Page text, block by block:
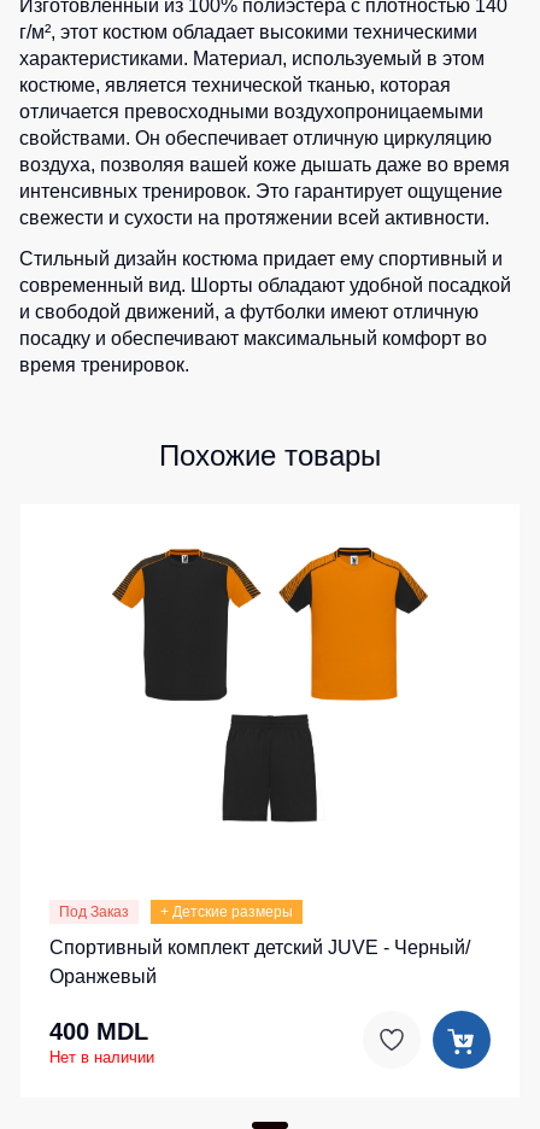
Детские
жилеты
Комбинезоны
Батники
/
Толстовки
Батники
на
молнии
Батники
Tours
Свитшоты
Худи
Изготовленный из 100% полиэстера с плотностью 140
г/м², этот костюм обладает высокими техническими
характеристиками. Материал, используемый в этом
костюме, является технической тканью, которая
отличается превосходными воздухопроницаемыми
свойствами. Он обеспечивает отличную циркуляцию
воздуха, позволяя вашей коже дышать даже во время
интенсивных тренировок. Это гарантирует ощущение
свежести и сухости на протяжении всей активности.
Стильный дизайн костюма придает ему спортивный и
современный вид. Шорты обладают удобной посадкой
и свободой движений, а футболки имеют отличную
посадку и обеспечивают максимальный комфорт во
время тренировок.
Похожие товары
Под Заказ + Детские размеры
Спортивный комплект детский JUVE - Черный/
Оранжевый
400 MDL
Нет в наличии